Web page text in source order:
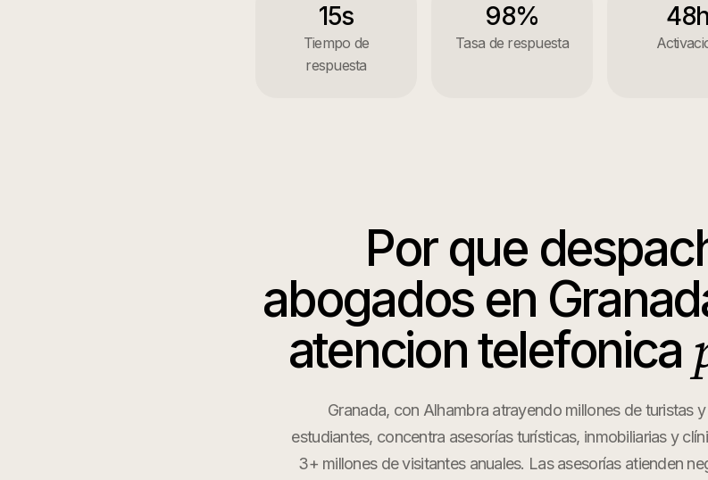
15s
Tiempo de
respuesta
98%
Tasa de respuesta
48h
Por que
abogadosen
atencion telefonica
Granada, con Alhambra atrayendo millones de turistas
estudiantes, concentra asesorías turísticas, inmobiliarias y
3+ millones de visitantes anuales. Las asesorías atienden